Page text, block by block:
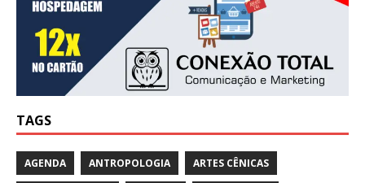
TAGS
AGENDA ANTROPOLOGIA ARTES CÊNICAS